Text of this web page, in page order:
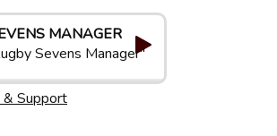
MANAGER
Sevens Manager"
Support